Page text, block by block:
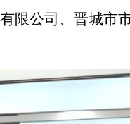
限公司、晋城市